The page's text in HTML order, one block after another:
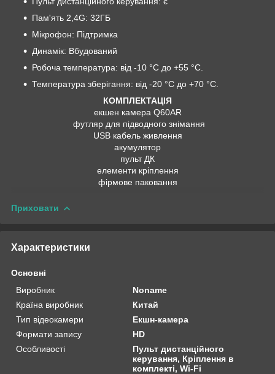
Пам'ять 2,4G: 32ГБ
Мікрофон: Підтримка
Динамік: Вбудований
Робоча температура: від -10 °C до +55 °C.
Температура зберігання: від -20 °C до +70 °C.
КОМПЛЕКТАЦІЯ
екшен камера Q60AR
футляр для підводного знімання
USB кабель живлення
акумулятор
пульт ДК
елементи кріплення
фірмове паковання
Приховати
Характеристики
Основні
Виробник
Noname
Країна виробник
Китай
Тип відеокамери
Екшн-камера
Формати запису
HD
Особливості
Пульт дистанційного
керування, Кріплення в
комплекті, Wi-Fi